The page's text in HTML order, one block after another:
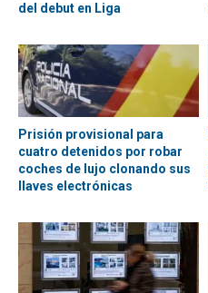
del debut en Liga
Prisión provisional para
cuatro detenidos por robar
coches de lujo clonando sus
llaves electrónicas